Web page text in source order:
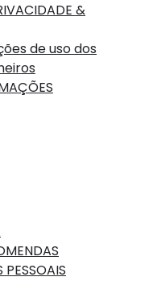
&
de uso dos